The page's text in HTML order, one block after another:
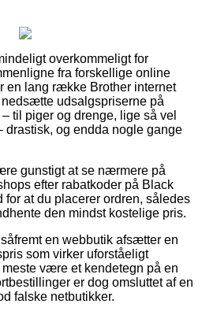
overkommeligt for
fra forskellige online
en lang række Brother internet
udsalgspriserne på
til piger og drenge, lige så vel
og endda nogle gange
gunstigt at se nærmere på
efter rabatkoder på Black
for at du placerer ordren, således
den mindst kostelige pris.
en webbutik afsætter en
som virker uforståeligt
være et kendetegn på en
er dog omsluttet af en
falske netbutikker.